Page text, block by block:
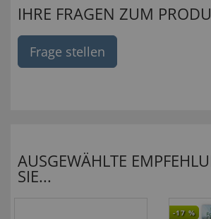
IHRE FRAGEN ZUM
Frage stellen
AUSGEWÄHLTE
SIE...
-17 %